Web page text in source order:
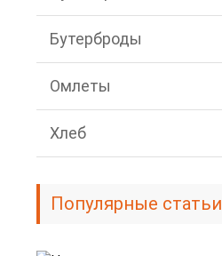
Бутерброды
Омлеты
Хлеб
Популярные статьи